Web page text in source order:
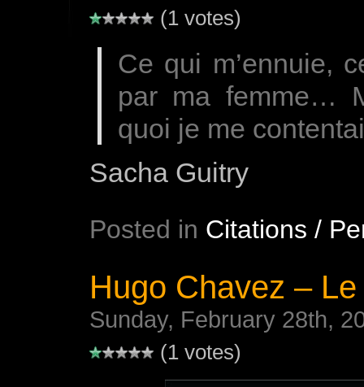
(1 votes)
Ce qui m’ennuie,
par ma femme…
quoi je me
Sacha Guitry
Posted in Citations /
Hugo Chavez –
Sunday, February 28th,
(1 votes)